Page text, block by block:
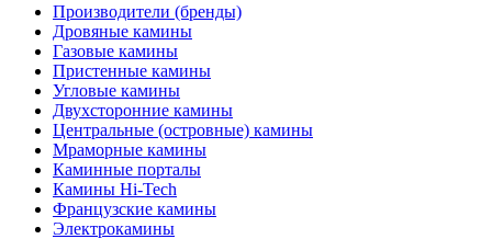
Производители (бренды)
Дровяные камины
Газовые камины
Пристенные камины
Угловые камины
Двухсторонние камины
Центральные (островные) камины
Мраморные камины
Каминные порталы
Камины Hi-Tech
Французские камины
Электрокамины